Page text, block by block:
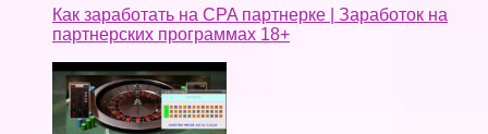
Как заработать на CPA партнерке | Заработок на
партнерских программах 18+